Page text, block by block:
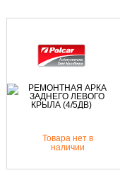
Товара нет в
наличии